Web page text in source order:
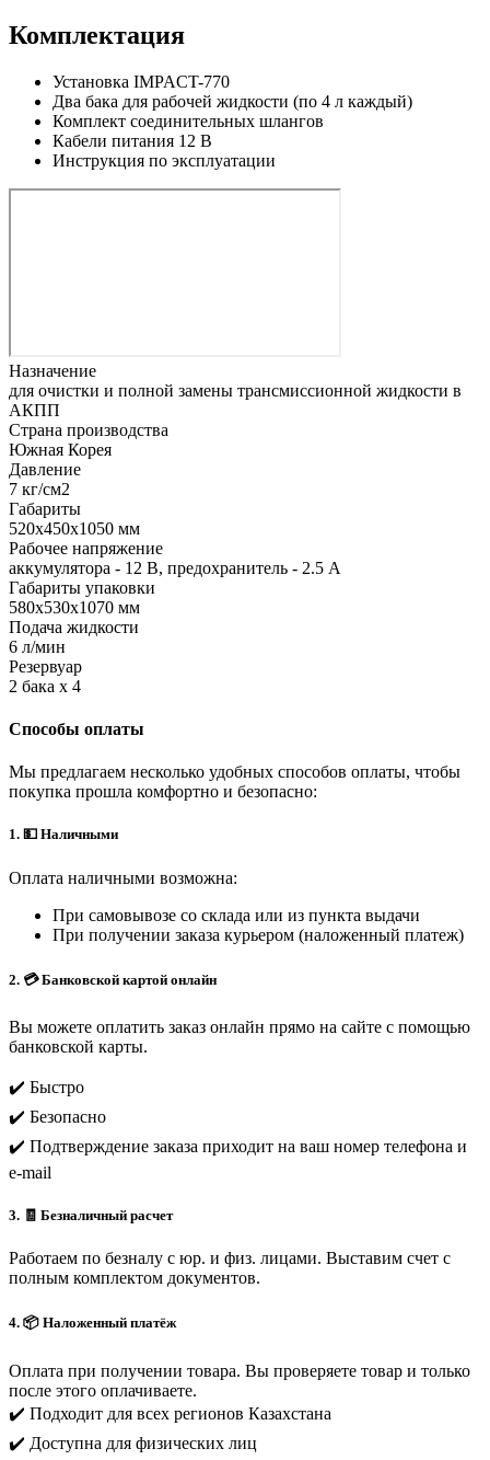
Комплектация
Установка IMPACT-770
Два бака для рабочей жидкости (по 4 л каждый)
Комплект соединительных шлангов
Кабели питания 12 В
Инструкция по эксплуатации
Назначение
для очистки и полной замены трансмиссионной жидкости в
АКПП
Страна производства
Южная Корея
Давление
7 кг/см2
Габариты
520х450х1050 мм
Рабочее напряжение
аккумулятора - 12 В, предохранитель - 2.5 А
Габариты упаковки
580x530x1070 мм
Подача жидкости
6 л/мин
Резервуар
2 бака х 4
Способы оплаты
Мы предлагаем несколько удобных способов оплаты, чтобы
покупка прошла комфортно и безопасно:
1. 💵 Наличными
Оплата наличными возможна:
При самовывозе со склада или из пункта выдачи
При получении заказа курьером (наложенный платеж)
2. 💳 Банковской картой онлайн
Вы можете оплатить заказ онлайн прямо на сайте с помощью
банковской карты.
✔️ Быстро
✔️ Безопасно
✔️ Подтверждение заказа приходит на ваш номер телефона и
e-mail
3. 🧾 Безналичный расчет
Работаем по безналу с юр. и физ. лицами. Выставим счет с
полным комплектом документов.
4. 📦 Наложенный платёж
Оплата при получении товара. Вы проверяете товар и только
после этого оплачиваете.
✔️ Подходит для всех регионов Казахстана
✔️ Доступна для физических лиц